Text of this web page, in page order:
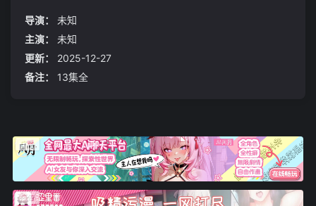
导演：
未知
主演：
未知
更新：
2025-12-27
备注：
13集全